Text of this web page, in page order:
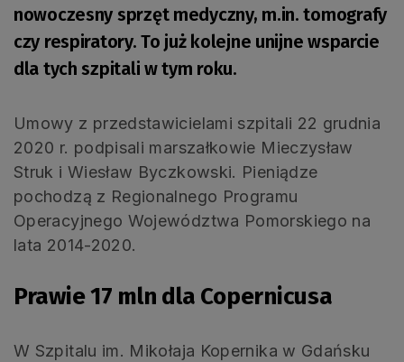
nowoczesny sprzęt medyczny, m.in. tomografy
czy respiratory. To już kolejne unijne wsparcie
dla tych szpitali w tym roku.
Umowy z przedstawicielami szpitali 22 grudnia
2020 r. podpisali marszałkowie Mieczysław
Struk i Wiesław Byczkowski. Pieniądze
pochodzą z Regionalnego Programu
Operacyjnego Województwa Pomorskiego na
lata 2014-2020.
Prawie 17 mln dla Copernicusa
W Szpitalu im. Mikołaja Kopernika w Gdańsku